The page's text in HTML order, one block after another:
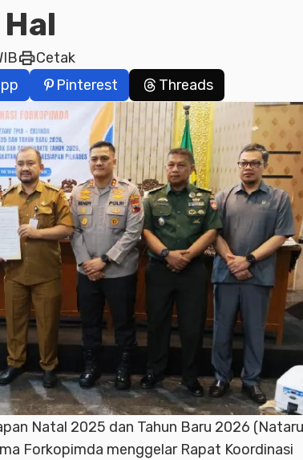
printCetak
Pinterest Threads
Natal 2025 dan Tahun Baru 2026
Forkopimda menggelar Rapat Koordinasi